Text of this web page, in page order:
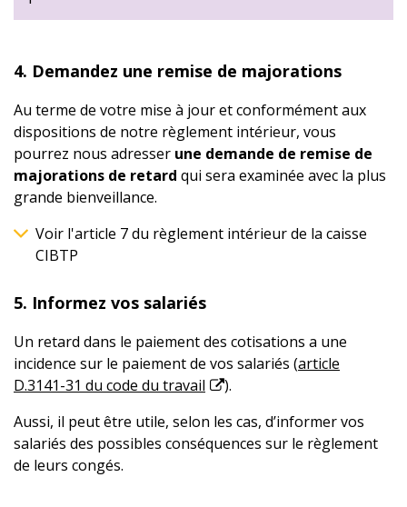
4. Demandez une remise de majorations
Au terme de votre mise à jour et conformément aux
dispositions de notre règlement intérieur, vous
pourrez nous adresser une demande de remise de
majorations de retard qui sera examinée avec la plus
grande bienveillance.
Voir l'article 7 du règlement intérieur de la caisse
CIBTP
5. Informez vos salariés
Un retard dans le paiement des cotisations a une
incidence sur le paiement de vos salariés (article
D.3141-31 du code du travail
).
Aussi, il peut être utile, selon les cas, d’informer vos
salariés des possibles conséquences sur le règlement
de leurs congés.